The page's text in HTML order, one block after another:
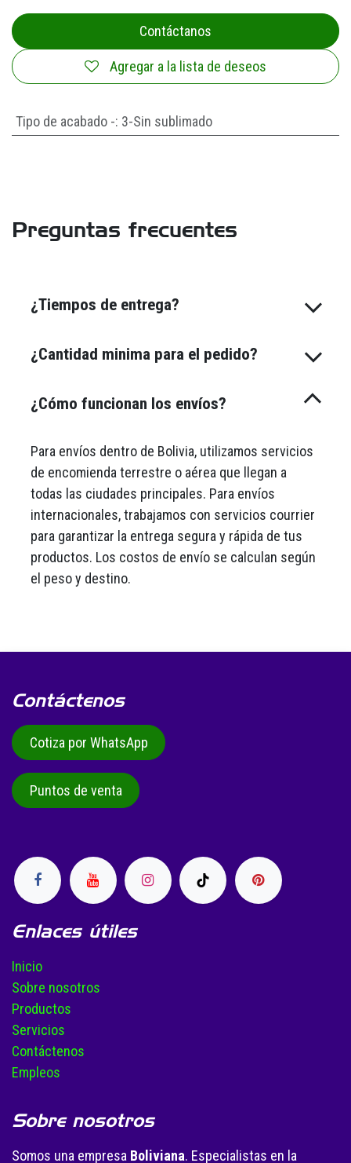
Contáctanos
Agregar a la lista de deseos
Tipo de acabado -: 3-Sin sublimado
Preguntas frecuentes
¿Tiempos de entrega?
¿Cantidad minima para el pedido?
¿Cómo funcionan los envíos?
Para envíos dentro de Bolivia, utilizamos servicios
de encomienda terrestre o aérea que llegan a
todas las ciudades principales. Para envíos
internacionales, trabajamos con servicios courrier
para garantizar la entrega segura y rápida de tus
productos. Los costos de envío se calculan según
el peso y destino.
Enlaces útiles
Inicio
Sobre nosotros
Productos
Servicios
Contáctenos
Empleos
Sobre nosotros
Somos una empresa Boliviana. Especialistas en la
Contáctenos
Cotiza por WhatsApp
Puntos de venta